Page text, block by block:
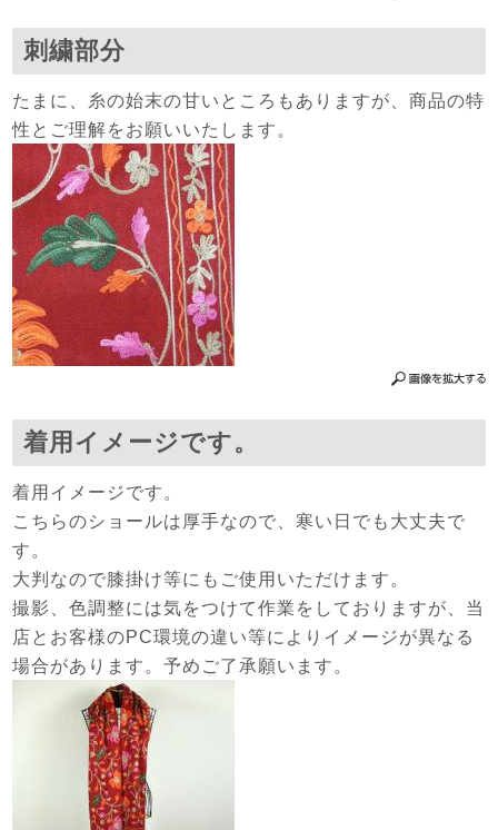
刺繍部分
たまに、糸の始末の甘いところもありますが、商品の特
性とご理解をお願いいたします。
着用イメージです。
着用イメージです。
こちらのショールは厚手なので、寒い日でも大丈夫で
す。
大判なので膝掛け等にもご使用いただけます。
撮影、色調整には気をつけて作業をしておりますが、当
店とお客様のPC環境の違い等によりイメージが異なる
場合があります。予めご了承願います。